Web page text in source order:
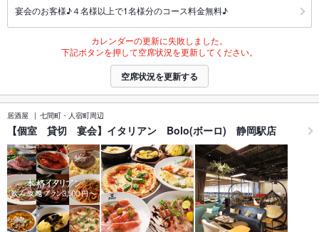
宴会のお客様♪４名様以上で1名様分のコース料金無料♪
カレンダーの更新に失敗しました。
下記ボタンを押して空席状況を更新してください。
空席状況を更新する
居酒屋 七間町・人宿町周辺
【個室 貸切 宴会】イタリアン Bolo(ボーロ) 静岡駅店